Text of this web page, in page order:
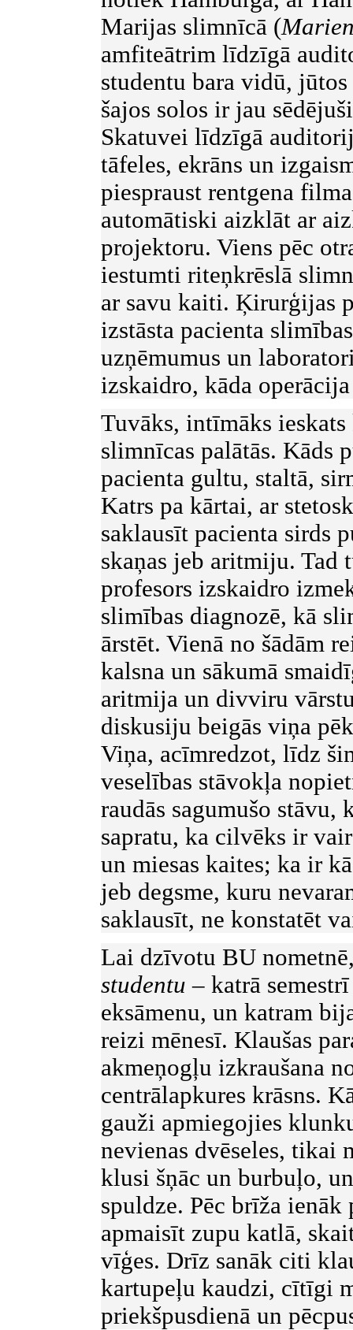
Marijas slimnīcā (
amfiteātrim līdzīgā
studentu bara vidū,
šajos solos ir jau
Skatuvei līdzīgā
tāfeles, ekrāns un
piespraust rentgena
automātiski aizklāt ar
projektoru. Viens pēc
iestumti riteņkrēslā
ar savu kaiti. Ķirurģijas
izstāsta pacienta
uzņēmumus un
izskaidro, kāda
Tuvāks, intīmāks
slimnīcas palātās. Kāds
pacienta gultu, staltā,
Katrs pa kārtai, ar
saklausīt pacienta sirds
skaņas jeb aritmiju. Tad
profesors izskaidro
slimības diagnozē, kā
ārstēt. Vienā no šādām
kalsna un sākumā
aritmija un divviru
diskusiju beigās viņa
Viņa, acīmredzot, līdz
veselības stāvokļa
raudās sagumušo stāvu,
sapratu, ka cilvēks ir
un miesas kaites; ka ir
jeb degsme, kuru
saklausīt, ne konstatēt
Lai dzīvotu BU
studentu – katrā
eksāmenu, un katram
reizi mēnesī. Klaušas
akmeņogļu izkraušana
centrālapkures krāsns.
gauži apmiegojies
nevienas dvēseles,
klusi šņāc un burbuļo,
spuldze. Pēc brīža
apmaisīt zupu katlā,
vīģes. Drīz sanāk citi
kartupeļu kaudzi, cītīgi
priekšpusdienā un